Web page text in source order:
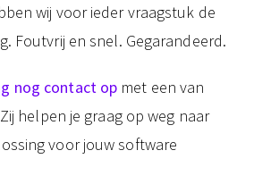
wij voor ieder vraagstuk de
Foutvrij en snel. Gegarandeerd.
nog contact op met een van
helpen je graag op weg naar
voor jouw software